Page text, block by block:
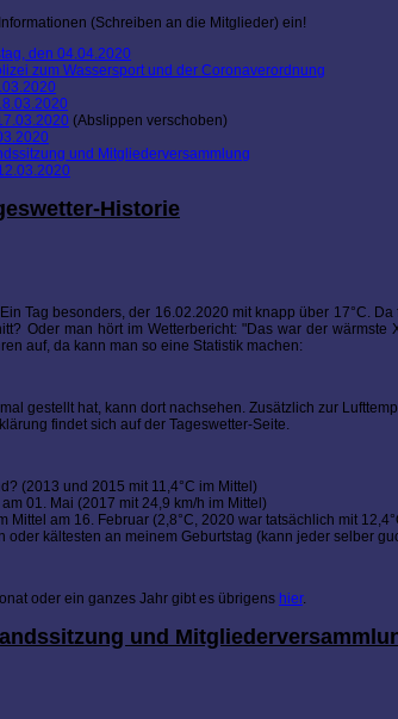
(Schreiben an die Mitglieder) ein!
den 04.04.2020
zum Wassersport und der Coronaverordnung
(Abslippen verschoben)
und Mitgliederversammlung
Historie
Tag besonders, der 16.02.2020 mit knapp über 17°C.
Oder man hört im Wetterbericht: "Das war der
auf, da kann man so eine Statistik machen:
gestellt hat, kann dort nachsehen. Zusätzlich zur
findet sich auf der Tageswetter-Seite.
(2013 und 2015 mit 11,4°C im Mittel)
01. Mai (2017 mit 24,9 km/h im Mittel)
Mittel am 16. Februar (2,8°C, 2020 war tatsächlich mit
oder kältesten an meinem Geburtstag (kann jeder selber
oder ein ganzes Jahr gibt es übrigens hier.
und